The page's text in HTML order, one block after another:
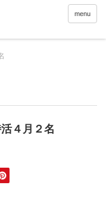
menu
４月２名